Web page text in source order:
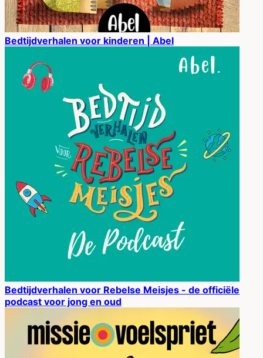
Bedtijdverhalen voor kinderen | Abel
Bedtijdverhalen voor Rebelse Meisjes - de officiële
podcast voor jong en oud